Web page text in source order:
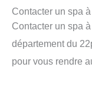
Contacter un spa
Contacter un spa
département du
pour vous rendre